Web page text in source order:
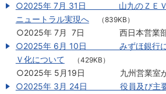
○2025年 7月 31日 山九のＺＥＶ
ニュートラル実現へ
（839KB）
○2025年 7月 7日 西日本営業部が
○2025年 6月 10日 みずほ銀行にお
Ｖ化について
（429KB）
○2025年 5月19日 九州営業室が移
○2025年 3月 24日 役員及び主要